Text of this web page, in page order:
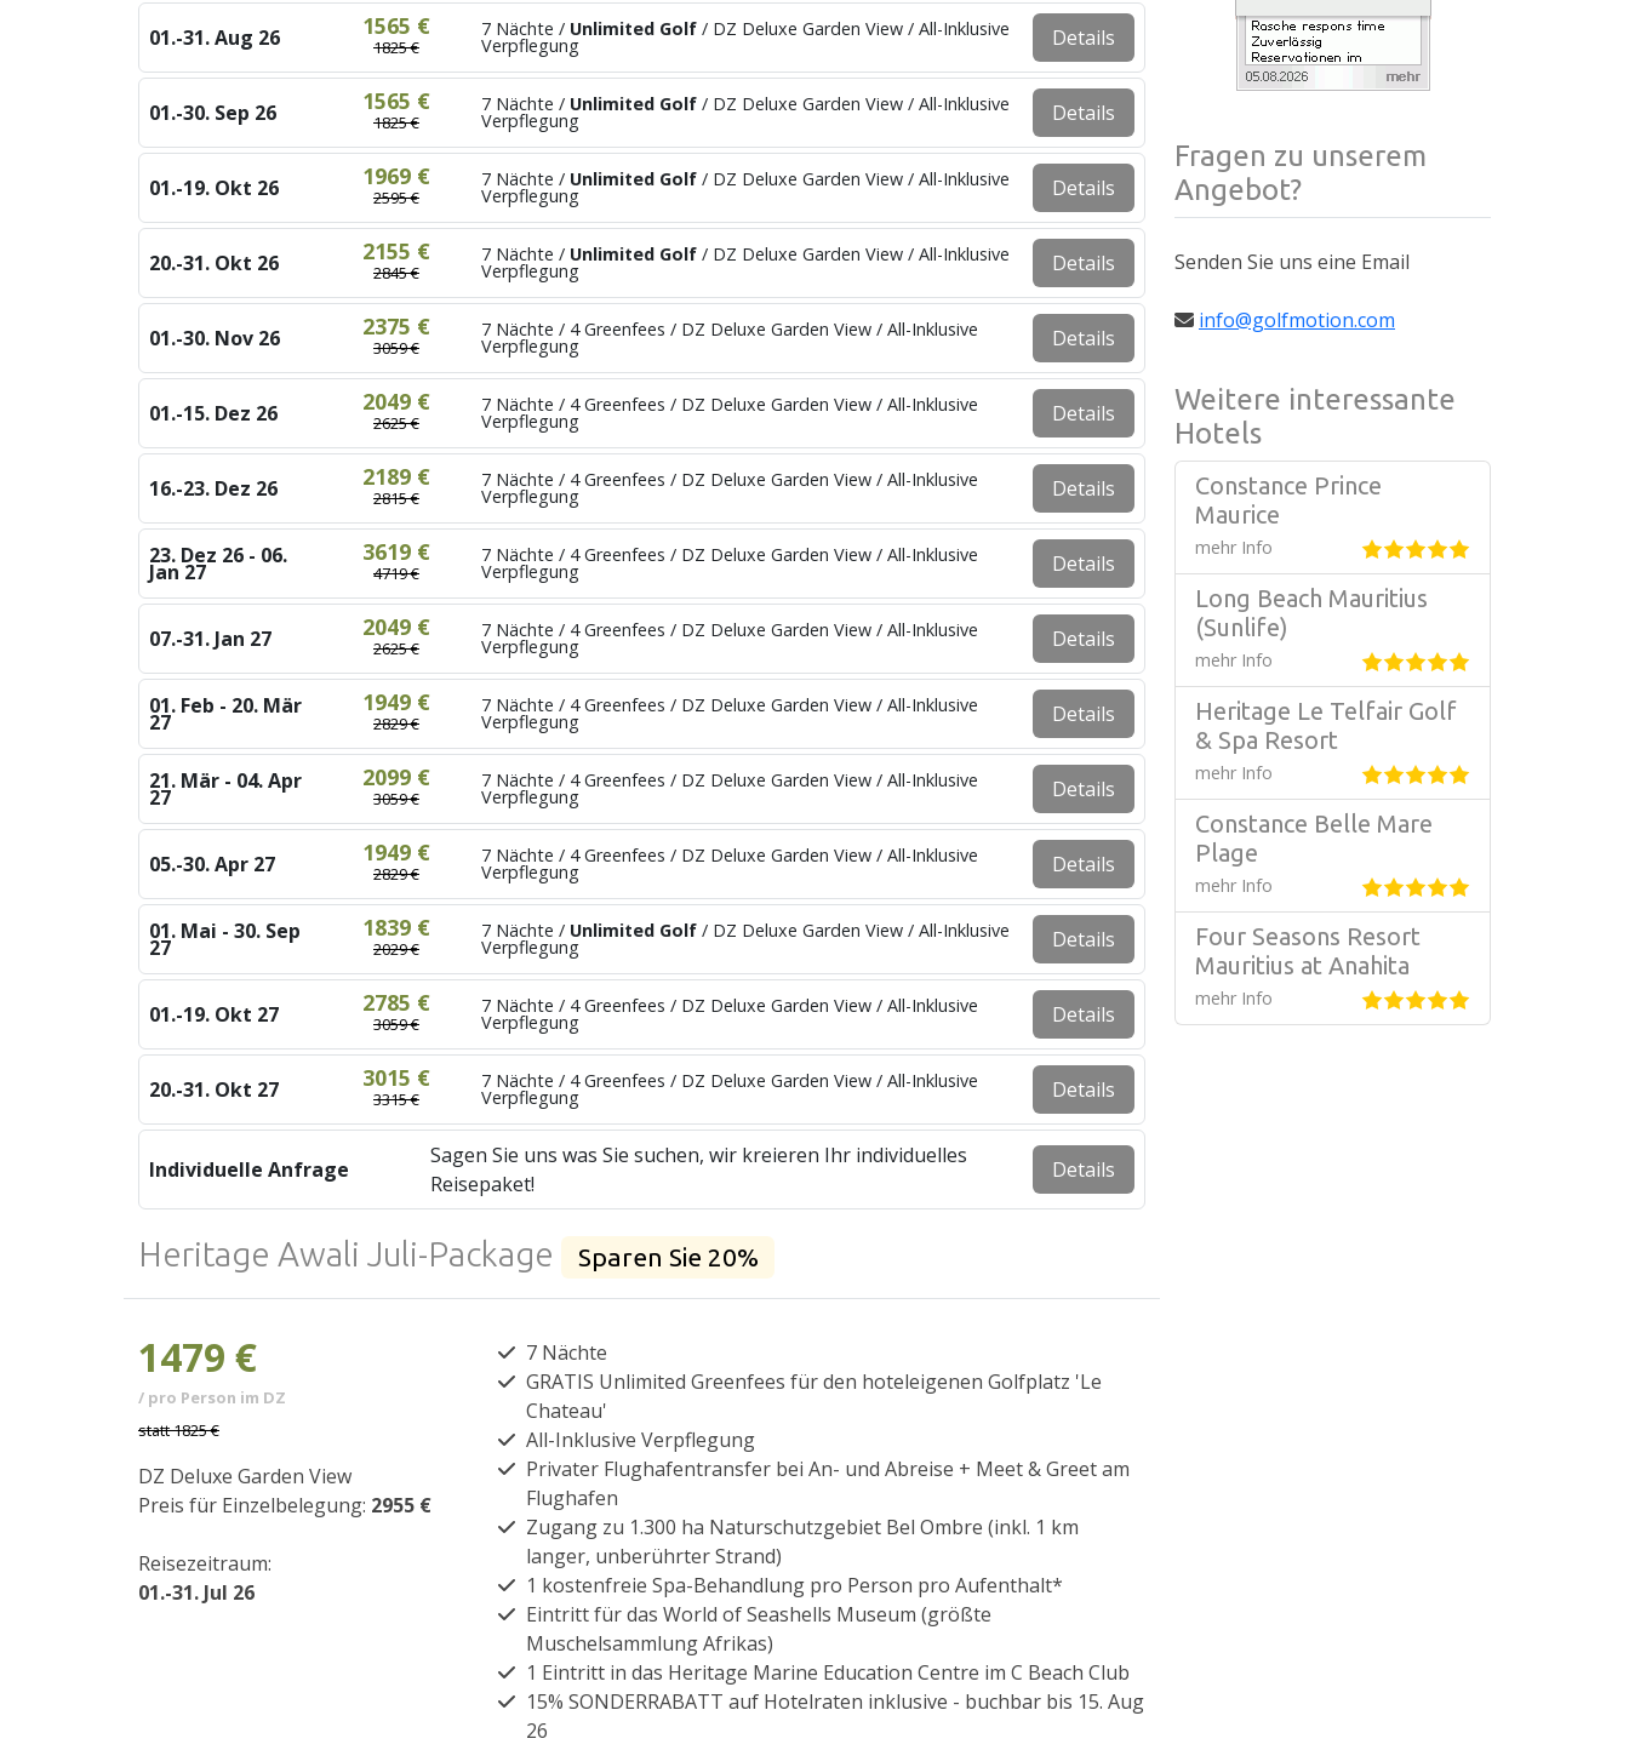
01.-31. Aug 26 1565 €
1825 €
7 Nächte / Unlimited Golf / DZ Deluxe Garden View / All-Inklusive
Verpflegung Details
01.-30. Sep 26 1565 €
1825 €
7 Nächte / Unlimited Golf / DZ Deluxe Garden View / All-Inklusive
Verpflegung Details
01.-19. Okt 26 1969 €
2595 €
7 Nächte / Unlimited Golf / DZ Deluxe Garden View / All-Inklusive
Verpflegung Details
20.-31. Okt 26 2155 €
2845 €
7 Nächte / Unlimited Golf / DZ Deluxe Garden View / All-Inklusive
Verpflegung Details
01.-30. Nov 26 2375 €
3059 €
7 Nächte / 4 Greenfees / DZ Deluxe Garden View / All-Inklusive
Verpflegung Details
01.-15. Dez 26 2049 €
2625 €
7 Nächte / 4 Greenfees / DZ Deluxe Garden View / All-Inklusive
Verpflegung Details
16.-23. Dez 26 2189 €
2815 €
7 Nächte / 4 Greenfees / DZ Deluxe Garden View / All-Inklusive
Verpflegung Details
23. Dez 26 - 06.
Jan 27
3619 €
4719 €
7 Nächte / 4 Greenfees / DZ Deluxe Garden View / All-Inklusive
Verpflegung Details
07.-31. Jan 27 2049 €
2625 €
7 Nächte / 4 Greenfees / DZ Deluxe Garden View / All-Inklusive
Verpflegung Details
01. Feb - 20. Mär
27
1949 €
2829 €
7 Nächte / 4 Greenfees / DZ Deluxe Garden View / All-Inklusive
Verpflegung Details
21. Mär - 04. Apr
27
2099 €
3059 €
7 Nächte / 4 Greenfees / DZ Deluxe Garden View / All-Inklusive
Verpflegung Details
05.-30. Apr 27 1949 €
2829 €
7 Nächte / 4 Greenfees / DZ Deluxe Garden View / All-Inklusive
Verpflegung Details
01. Mai - 30. Sep
27
1839 €
2029 €
7 Nächte / Unlimited Golf / DZ Deluxe Garden View / All-Inklusive
Verpflegung Details
01.-19. Okt 27 2785 €
3059 €
7 Nächte / 4 Greenfees / DZ Deluxe Garden View / All-Inklusive
Verpflegung Details
20.-31. Okt 27 3015 €
3315 €
7 Nächte / 4 Greenfees / DZ Deluxe Garden View / All-Inklusive
Verpflegung Details
Individuelle Anfrage
Sagen Sie uns was Sie suchen, wir kreieren Ihr individuelles
Reisepaket!
Details
Heritage Awali Juli-Package Sparen Sie 20%
1479 €
/ pro Person im DZ
statt1825 €
DZ Deluxe Garden View
Preis für Einzelbelegung: 2955 €
Reisezeitraum:
01.-31. Jul 26
7 Nächte
GRATIS Unlimited Greenfees für den hoteleigenen Golfplatz 'Le
Chateau'
All-Inklusive Verpflegung
Privater Flughafentransfer bei An- und Abreise + Meet & Greet am
Flughafen
Zugang zu 1.300 ha Naturschutzgebiet Bel Ombre (inkl. 1 km
langer, unberührter Strand)
1 kostenfreie Spa-Behandlung pro Person pro Aufenthalt*
Eintritt für das World of Seashells Museum (größte
Muschelsammlung Afrikas)
1 Eintritt in das Heritage Marine Education Centre im C Beach Club
15% SONDERRABATT auf Hotelraten inklusive - buchbar bis 15. Aug
26
Fragen zu unserem
Angebot?
Senden Sie uns eine Email
info@golfmotion.com
Weitere interessante
Hotels
Constance Prince
Maurice
mehr Info
Long Beach Mauritius
(Sunlife)
mehr Info
Heritage Le Telfair Golf
& Spa Resort
mehr Info
Constance Belle Mare
Plage
mehr Info
Four Seasons Resort
Mauritius at Anahita
mehr Info